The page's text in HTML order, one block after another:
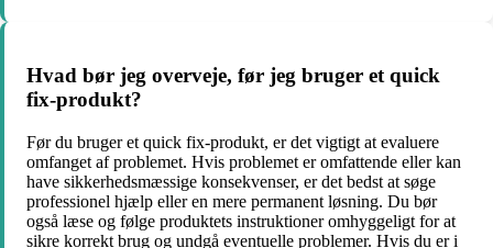
Hvad bør jeg overveje, før jeg bruger et quick
fix-produkt?
Før du bruger et quick fix-produkt, er det vigtigt at evaluere
omfanget af problemet. Hvis problemet er omfattende eller kan
have sikkerhedsmæssige konsekvenser, er det bedst at søge
professionel hjælp eller en mere permanent løsning. Du bør
også læse og følge produktets instruktioner omhyggeligt for at
sikre korrekt brug og undgå eventuelle problemer. Hvis du er i